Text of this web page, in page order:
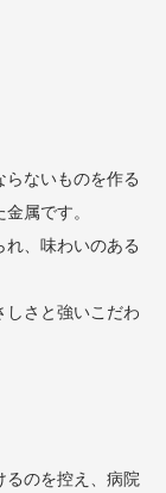
ないものを作る
属です。
、味わいのある
しさと強いこだわ
るのを控え、病院